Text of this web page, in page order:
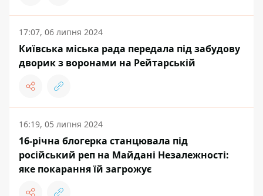
17:07, 06 липня 2024
Київська міська рада передала під забудову
дворик з воронами на Рейтарській
16:19, 05 липня 2024
16-річна блогерка станцювала під
російський реп на Майдані Незалежності:
яке покарання їй загрожує